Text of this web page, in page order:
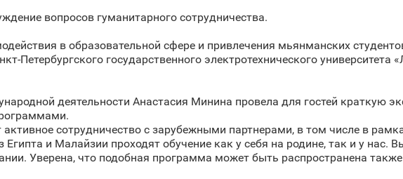
вопросов гуманитарного сотрудничества.
в образовательной сфере и привлечения мьянманских
государственного электротехнического
деятельности Анастасия Минина провела для гостей краткую
активное сотрудничество с зарубежными партнерами, в том числе в
Египта и Малайзии проходят обучение как у себя на родине, так и у нас.
Уверена, что подобная программа может быть распространена